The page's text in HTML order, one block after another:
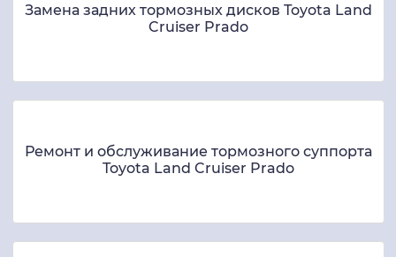
Замена задних тормозных дисков Toyota Land
Cruiser Prado
Ремонт и обслуживание тормозного суппорта
Toyota Land Cruiser Prado